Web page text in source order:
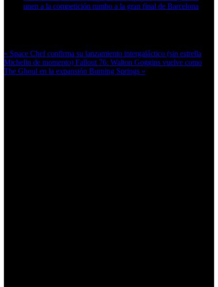
unen a la competición rumbo a la gran final de Barcelona
« Space Chef confirma su lanzamiento intergaláctico (sin estrella
Michelin de momento) Fallout 76: Walton Goggins vuelve como
The Ghoul en la expansión Burning Springs »